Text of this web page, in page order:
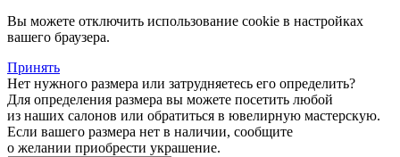
Вы можете отключить использование cookie в настройках
вашего браузера.
Принять
Нет нужного размера или затрудняетесь его определить?
Для определения размера вы можете посетить любой
из наших салонов или обратиться в ювелирную мастерскую.
Если вашего размера нет в наличии, сообщите
о желании приобрести украшение.